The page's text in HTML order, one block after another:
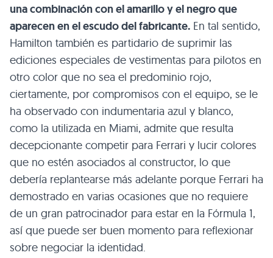
una combinación con el amarillo y el negro que
aparecen en el escudo del fabricante. En tal sentido,
Hamilton también es partidario de suprimir las
ediciones especiales de vestimentas para pilotos en
otro color que no sea el predominio rojo,
ciertamente, por compromisos con el equipo, se le
ha observado con indumentaria azul y blanco,
como la utilizada en Miami, admite que resulta
decepcionante competir para Ferrari y lucir colores
que no estén asociados al constructor, lo que
debería replantearse más adelante porque Ferrari ha
demostrado en varias ocasiones que no requiere
de un gran patrocinador para estar en la Fórmula 1,
así que puede ser buen momento para reflexionar
sobre negociar la identidad.